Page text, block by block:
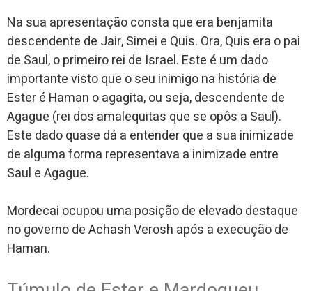
Na sua apresentação consta que era benjamita
descendente de Jair, Simei e Quis. Ora, Quis era o pai
de Saul, o primeiro rei de Israel. Este é um dado
importante visto que o seu inimigo na história de
Ester é Haman o agagita, ou seja, descendente de
Agague (rei dos amalequitas que se opôs a Saul).
Este dado quase dá a entender que a sua inimizade
de alguma forma representava a inimizade entre
Saul e Agague.
Mordecai ocupou uma posição de elevado destaque
no governo de Achash Verosh após a execução de
Haman.